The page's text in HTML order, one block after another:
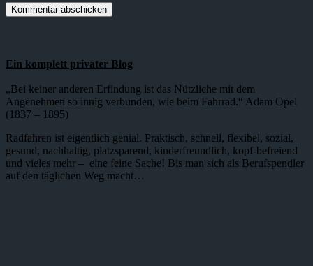
Ein komplett privater Blog
„Bei keiner anderen Erfindung ist das Nützliche mit dem
Angenehmen so innig verbunden, wie beim Fahrrad.“ Adam Opel
(1837 – 1895)
Radfahren ist eigentlich genial. Praktisch, schnell, flexibel, sozial,
gesund, nachhaltig, platzsparend, kinderfreundlich, kopf-befreiend
und vieles mehr – eine feine Sache! Bis man sich als Berufspendler
auf den täglichen Weg macht…